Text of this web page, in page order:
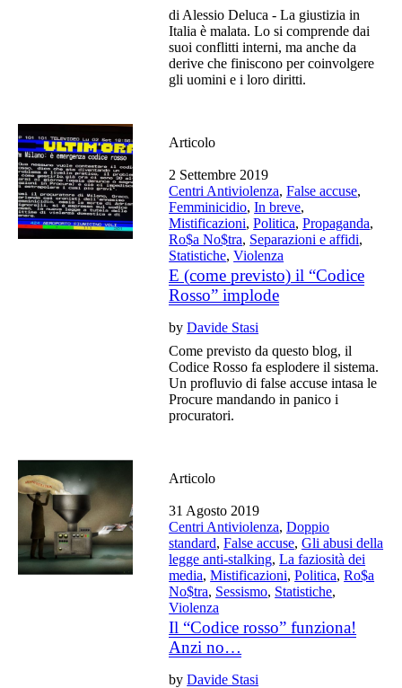
di Alessio Deluca - La giustizia in
Italia è malata. Lo si comprende dai
suoi conflitti interni, ma anche da
derive che finiscono per coinvolgere
gli uomini e i loro diritti.
Articolo
2 Settembre 2019
Centri Antiviolenza,False accuse,
Femminicidio,In breve,
Mistificazioni,Politica,Propaganda,
Ro$a No$tra, Separazioni e affidi,
Statistiche,Violenza
E (come previsto) il “Codice
Rosso” implode
byDavide Stasi
Come previsto da questo blog, il
Codice Rosso fa esplodere il sistema.
Un profluvio di false accuse intasa le
Procure mandando in panico i
procuratori.
Articolo
31 Agosto 2019
Centri Antiviolenza,Doppio
standard,False accuse,Gli abusi della
legge anti-stalking,La faziosità dei
media,Mistificazioni,Politica,Ro$a
No$tra, Sessismo, Statistiche,
Violenza
Il “Codice rosso” funziona!
Anzi no…
byDavide Stasi